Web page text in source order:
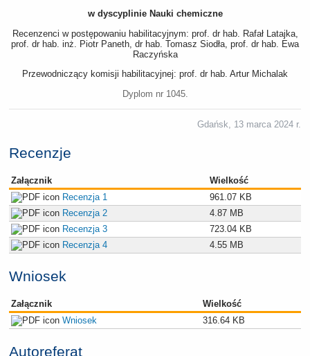
w dyscyplinie Nauki chemiczne
Recenzenci w postępowaniu habilitacyjnym: prof. dr hab. Rafał Latajka,
prof. dr hab. inż. Piotr Paneth, dr hab. Tomasz Siodła, prof. dr hab. Ewa
Raczyńska
Przewodniczący komisji habilitacyjnej: prof. dr hab. Artur Michalak
Dyplom nr 1045.
Gdańsk, 13 marca 2024 r.
Recenzje
Załącznik
Wielkość
Recenzja 1
961.07 KB
Recenzja 2
4.87 MB
Recenzja 3
723.04 KB
Recenzja 4
4.55 MB
Wniosek
Załącznik
Wielkość
Wniosek
316.64 KB
Autoreferat